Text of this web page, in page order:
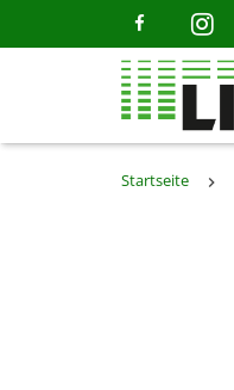
Startseite